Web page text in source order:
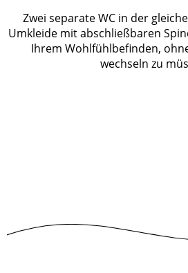
Zwei separate WC in der
Umkleide mit abschließbaren
Ihrem Wohlfühlbefinden,
wechseln zu